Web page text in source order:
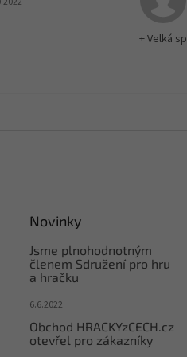
+ Velká
Novinky
Jsme plnohodnotným
členem Sdružení pro hru
a hračku
6.6.2022
Obchod HRACKYzCECH.cz
otevřel pro zákazníky